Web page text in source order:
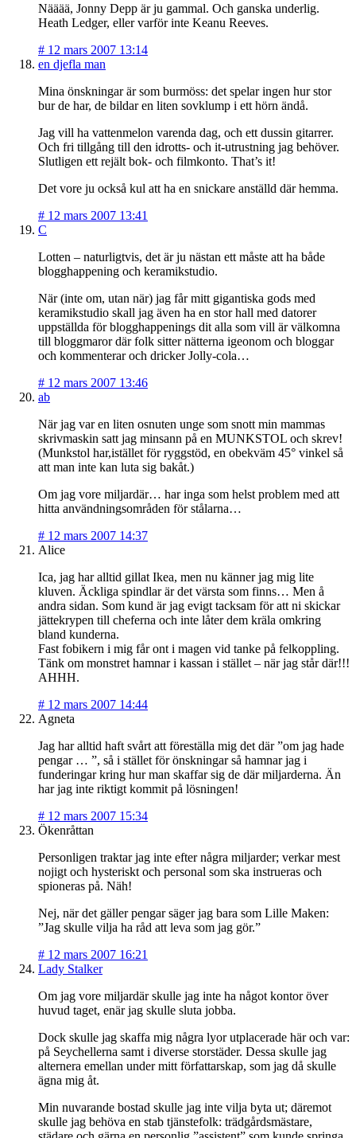
Nääää, Jonny Depp är ju gammal. Och ganska underlig.
Heath Ledger, eller varför inte Keanu Reeves.
# 12 mars 2007 13:14
en djefla man
Mina önskningar är som burmöss: det spelar ingen hur stor
bur de har, de bildar en liten sovklump i ett hörn ändå.
Jag vill ha vattenmelon varenda dag, och ett dussin gitarrer.
Och fri tillgång till den idrotts- och it-utrustning jag behöver.
Slutligen ett rejält bok- och filmkonto. That’s it!
Det vore ju också kul att ha en snickare anställd där hemma.
# 12 mars 2007 13:41
C
Lotten – naturligtvis, det är ju nästan ett måste att ha både
blogghappening och keramikstudio.
När (inte om, utan när) jag får mitt gigantiska gods med
keramikstudio skall jag även ha en stor hall med datorer
uppställda för blogghappenings dit alla som vill är välkomna
till bloggmaror där folk sitter nätterna igeonom och bloggar
och kommenterar och dricker Jolly-cola…
# 12 mars 2007 13:46
ab
När jag var en liten osnuten unge som snott min mammas
skrivmaskin satt jag minsann på en MUNKSTOL och skrev!
(Munkstol har,istället för ryggstöd, en obekväm 45° vinkel så
att man inte kan luta sig bakåt.)
Om jag vore miljardär… har inga som helst problem med att
hitta användningsområden för stålarna…
# 12 mars 2007 14:37
Alice
Ica, jag har alltid gillat Ikea, men nu känner jag mig lite
kluven. Äckliga spindlar är det värsta som finns… Men å
andra sidan. Som kund är jag evigt tacksam för att ni skickar
jättekrypen till cheferna och inte låter dem kräla omkring
bland kunderna.
Fast fobikern i mig får ont i magen vid tanke på felkoppling.
Tänk om monstret hamnar i kassan i stället – när jag står där!!!
AHHH.
# 12 mars 2007 14:44
Agneta
Jag har alltid haft svårt att föreställa mig det där ”om jag hade
pengar … ”, så i stället för önskningar så hamnar jag i
funderingar kring hur man skaffar sig de där miljarderna. Än
har jag inte riktigt kommit på lösningen!
# 12 mars 2007 15:34
Ökenråttan
Personligen traktar jag inte efter några miljarder; verkar mest
nojigt och hysteriskt och personal som ska instrueras och
spioneras på. Näh!
Nej, när det gäller pengar säger jag bara som Lille Maken:
”Jag skulle vilja ha råd att leva som jag gör.”
# 12 mars 2007 16:21
Lady Stalker
Om jag vore miljardär skulle jag inte ha något kontor över
huvud taget, enär jag skulle sluta jobba.
Dock skulle jag skaffa mig några lyor utplacerade här och var:
på Seychellerna samt i diverse storstäder. Dessa skulle jag
alternera emellan under mitt författarskap, som jag då skulle
ägna mig åt.
Min nuvarande bostad skulle jag inte vilja byta ut; däremot
skulle jag behöva en stab tjänstefolk: trädgårdsmästare,